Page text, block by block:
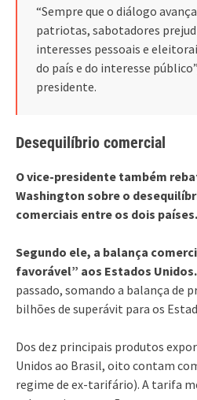
“Sempre que o diálogo
patriotas, sabotadores
interesses pessoais e
do país e do interesse
presidente.
Desequilíbrio comercial
O vice-presidente também
Washington sobre o
comerciais entre os dois países.
Segundo ele, a balança
favorável” aos Estados Unidos.
passado, somando a balança de
bilhões de superávit para os
Dos dez principais produtos
Unidos ao Brasil, oito contam
regime de ex-tarifário). A tarifa